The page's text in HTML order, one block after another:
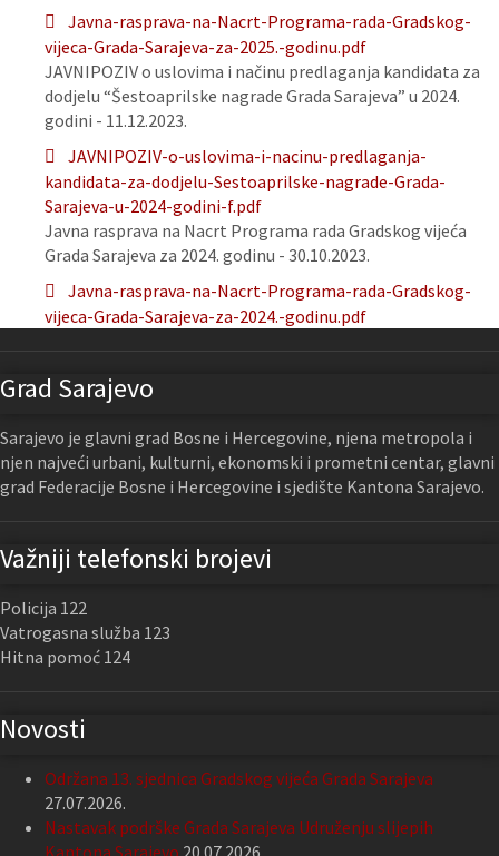
Javna-rasprava-na-Nacrt-Programa-rada-Gradskog-
vijeca-Grada-Sarajeva-za-2025.-godinu.pdf
JAVNIPOZIV o uslovima i načinu predlaganja kandidata za
dodjelu “Šestoaprilske nagrade Grada Sarajeva” u 2024.
godini - 11.12.2023.
JAVNIPOZIV-o-uslovima-i-nacinu-predlaganja-
kandidata-za-dodjelu-Sestoaprilske-nagrade-Grada-
Sarajeva-u-2024-godini-f.pdf
Javna rasprava na Nacrt Programa rada Gradskog vijeća
Grada Sarajeva za 2024. godinu - 30.10.2023.
Javna-rasprava-na-Nacrt-Programa-rada-Gradskog-
vijeca-Grada-Sarajeva-za-2024.-godinu.pdf
Grad Sarajevo
Sarajevo je glavni grad Bosne i Hercegovine, njena metropola i
njen najveći urbani, kulturni, ekonomski i prometni centar, glavni
grad Federacije Bosne i Hercegovine i sjedište Kantona Sarajevo.
Važniji telefonski brojevi
Policija 122
Vatrogasna služba 123
Hitna pomoć 124
Novosti
Održana 13. sjednica Gradskog vijeća Grada Sarajeva
27.07.2026.
Nastavak podrške Grada Sarajeva Udruženju slijepih